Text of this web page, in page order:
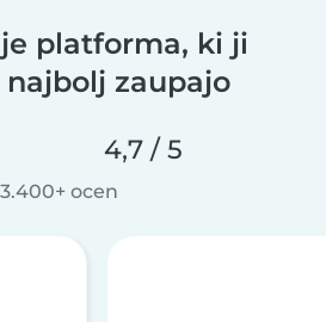
platforma, ki ji
zaupajo
4,7 / 5
3.400+ ocen